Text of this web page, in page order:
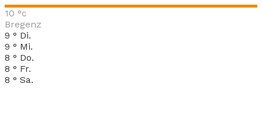
10 °c
Bregenz
9 ° Di.
9 ° Mi.
8 ° Do.
8 ° Fr.
8 ° Sa.